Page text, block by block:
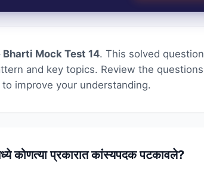
Bharti Mock Test 14. This solved question
and key topics. Review the questions
improve your understanding.
कोणत्या प्रकारात कांस्यपदक पटकावले?